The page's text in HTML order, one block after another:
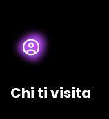
Chi ti visita